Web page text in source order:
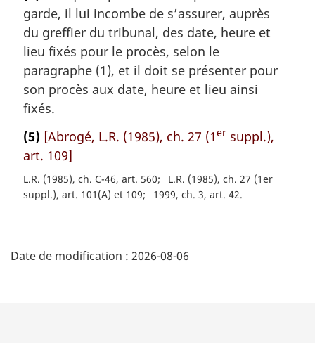
e
m
a
g
i
n
l
e
garde, il lui incombe de s’assurer, auprès
du greffier du tribunal, des date, heure et
lieu fixés pour le procès, selon le
paragraphe (1), et il doit se présenter pour
son procès aux date, heure et lieu ainsi
fixés.
(5) [Abrogé, L.R. (1985), ch. 27 (1er suppl.),
art. 109]
L.R. (1985), ch. C-46, art. 560
L.R. (1985), ch. 27 (1er
suppl.), art. 101(A) et 109
1999, ch. 3, art. 42
é
Date de modification : 2026-08-06